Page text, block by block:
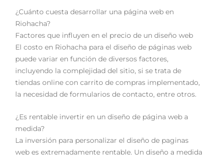
¿Cuánto cuesta desarrollar una página web en
Riohacha?
Factores que influyen en el precio de un diseño web
El costo en Riohacha para el diseño de páginas web
puede variar en función de diversos factores,
incluyendo la complejidad del sitio, si se trata de
tiendas online con carrito de compras implementado,
la necesidad de formularios de contacto, entre otros.
¿Es rentable invertir en un diseño de página web a
medida?
La inversión para personalizar el diseño de paginas
web es extremadamente rentable. Un diseño a medida